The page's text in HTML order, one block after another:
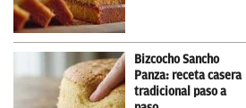
Bizcocho Sancho
Panza: receta casera
tradicional paso a